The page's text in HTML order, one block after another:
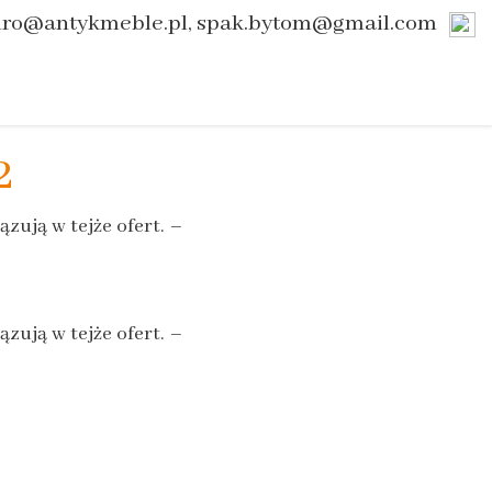
spak.bytom@gmail.com
w tejże ofert. –
w tejże ofert. –